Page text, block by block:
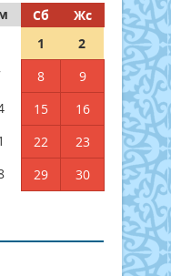
Сб
Жс
1
2
8
9
15
16
22
23
29
30